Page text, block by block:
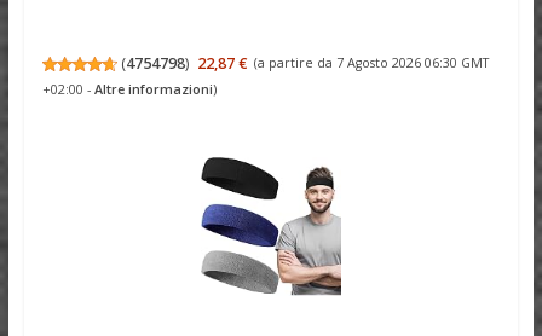
(4754798) 22,87 € (a partire da 7 Agosto 2026 06:30 GMT
+02:00 - Altre informazioni)